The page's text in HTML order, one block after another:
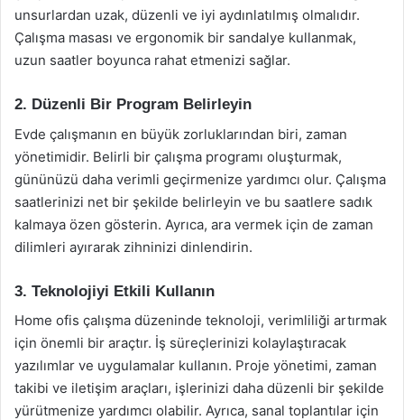
unsurlardan uzak, düzenli ve iyi aydınlatılmış olmalıdır.
Çalışma masası ve ergonomik bir sandalye kullanmak,
uzun saatler boyunca rahat etmenizi sağlar.
2. Düzenli Bir Program Belirleyin
Evde çalışmanın en büyük zorluklarından biri, zaman
yönetimidir. Belirli bir çalışma programı oluşturmak,
gününüzü daha verimli geçirmenize yardımcı olur. Çalışma
saatlerinizi net bir şekilde belirleyin ve bu saatlere sadık
kalmaya özen gösterin. Ayrıca, ara vermek için de zaman
dilimleri ayırarak zihninizi dinlendirin.
3. Teknolojiyi Etkili Kullanın
Home ofis çalışma düzeninde teknoloji, verimliliği artırmak
için önemli bir araçtır. İş süreçlerinizi kolaylaştıracak
yazılımlar ve uygulamalar kullanın. Proje yönetimi, zaman
takibi ve iletişim araçları, işlerinizi daha düzenli bir şekilde
yürütmenize yardımcı olabilir. Ayrıca, sanal toplantılar için